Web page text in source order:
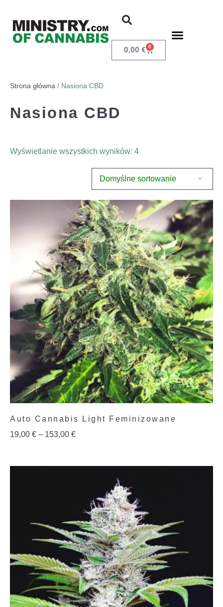
0,00 € 0
Strona główna / Nasiona CBD
Nasiona CBD
Wyświetlanie wszystkich wyników: 4
Auto Cannabis Light Feminizowane
19,00 € – 153,00 €